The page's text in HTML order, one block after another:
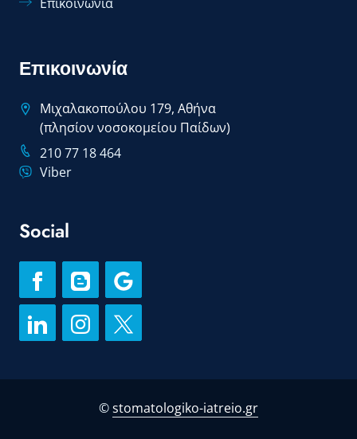
Επικοινωνία
Μιχαλακοπούλου 179, Αθήνα
(πλησίον νοσοκομείου Παίδων)
210 77 18 464
Viber
Social
©stomatologiko-iatreio.gr